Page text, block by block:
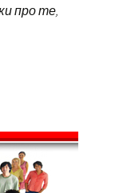
про те,